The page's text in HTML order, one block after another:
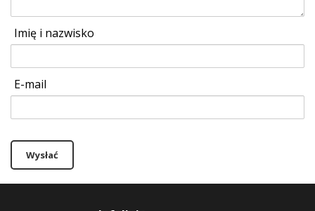
Imię i nazwisko
E-mail
Wysłać